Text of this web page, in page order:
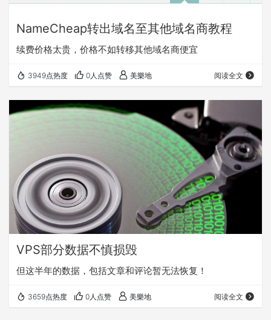
NameCheap转出域名至其他域名商教程
续费价格太贵，价格不如转移其他域名商便宜
3949点热度 0人点赞 美樂地 阅读全文
VPS部分数据不慎损毁
但这半年的数据，包括文章和评论暂无法恢复！
3659点热度 0人点赞 美樂地 阅读全文